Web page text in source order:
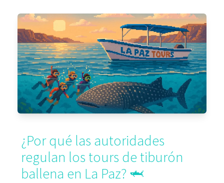
¿Por qué las autoridades
regulan los tours de tiburón
ballena en La Paz? 🦈